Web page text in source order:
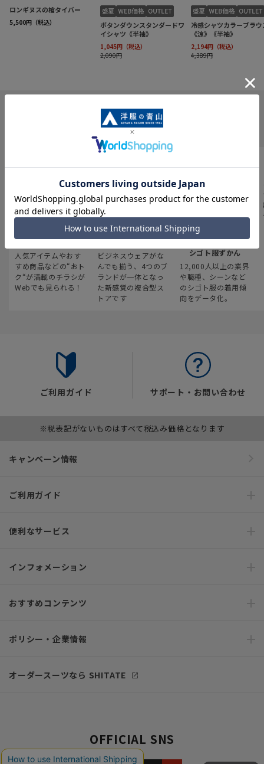
INFORMATION
最新のお買い得情報
人気アイテムやおす
すめ商品などの“おト
ク“が満載のチラシが
Webでも見られる！
スーツスクエア
ビジネスウェアがな
んでも揃う、4つのブ
ランドが一体となっ
た新感覚の複合型ス
トアです
みんなの
シゴト服ずかん
12,000人以上の業界
や職種、シーンなど
のシゴト服の着用傾
向をデータ化。
ご利用ガイド サポート・お問い合わせ
※税表記がないものはすべて税込み価格となります
キャンペーン情報
ご利用ガイド
便利なサービス
インフォメーション
おすすめコンテンツ
ポリシー・企業情報
オーダースーツなら SHITATE
OFFICIAL SNS